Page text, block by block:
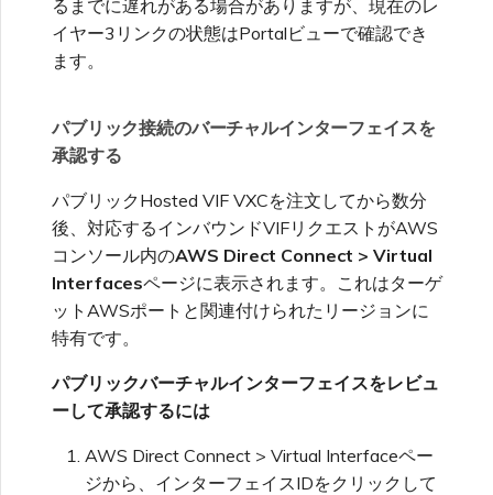
るまでに遅れがある場合がありますが、現在のレ
イヤー3リンクの状態はPortalビューで確認でき
ます。
パブリック接続のバーチャルインターフェイスを
承認する
パブリックHosted VIF VXCを注文してから数分
後、対応するインバウンドVIFリクエストがAWS
コンソール内のAWS Direct Connect > Virtual
Interfacesページに表示されます。これはターゲ
ットAWSポートと関連付けられたリージョンに
特有です。
パブリックバーチャルインターフェイスをレビュ
ーして承認するには
AWS Direct Connect > Virtual Interfaceペー
ジから、インターフェイスIDをクリックして